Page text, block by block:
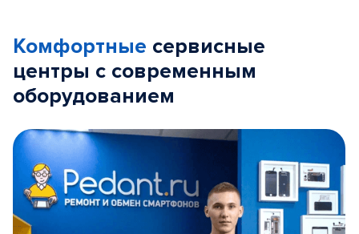
Комфортные сервисные
центры с современным
оборудованием